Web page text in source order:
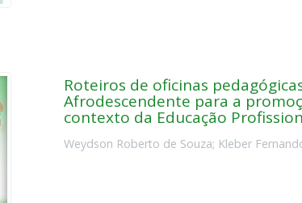
Roteiros de oficinas
Afrodescendente para a
contexto da Educação
Weydson Roberto de Souza; Kleber